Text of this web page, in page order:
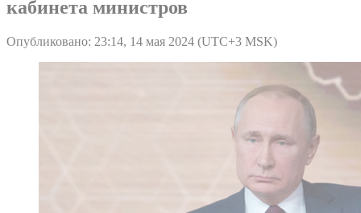
кабинета министров
Опубликовано: 23:14, 14 мая 2024 (UTC+3 MSK)